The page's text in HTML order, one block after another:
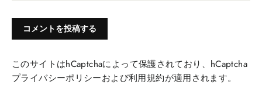
このサイトはhCaptchaによって保護されており、hCaptcha
プライバシーポリシーおよび利用規約が適用されます。